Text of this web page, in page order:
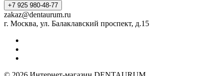
+7 925 980-48-77
zakaz@dentaurum.ru
г. Москва, ул. Балаклавский проспект, д.15